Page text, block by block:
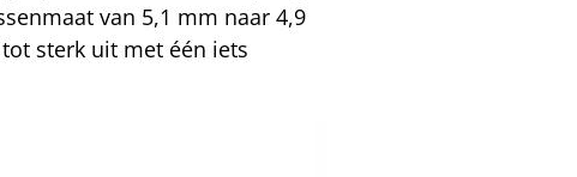
van 5,1 mm naar 4,9
sterk uit met één iets